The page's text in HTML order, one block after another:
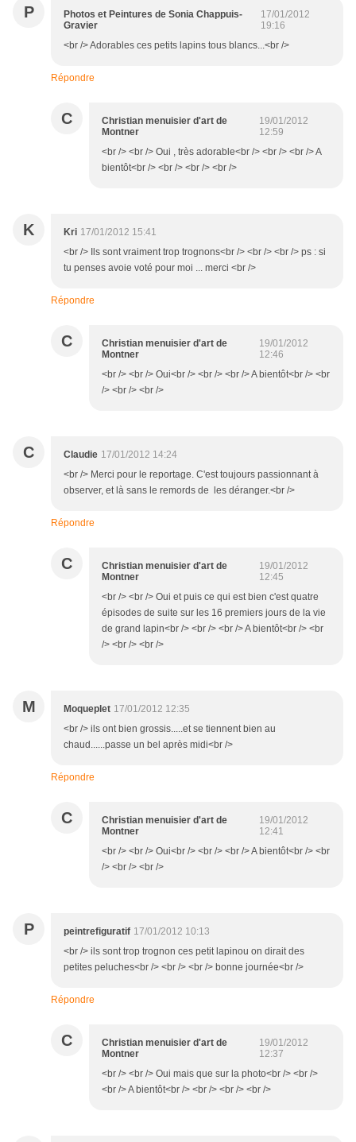
P
Photos et Peintures de Sonia Chappuis-
Gravier
17/01/2012
19:16
<br /> Adorables ces petits lapins tous blancs...<br />
Répondre
C
Christian menuisier d'art de
Montner
19/01/2012
12:59
<br /> <br /> Oui , très adorable<br /> <br /> <br /> A
bientôt<br /> <br /> <br /> <br />
K Kri 17/01/2012 15:41
<br /> Ils sont vraiment trop trognons<br /> <br /> <br /> ps : si
tu penses avoie voté pour moi ... merci <br />
Répondre
C
Christian menuisier d'art de
Montner
19/01/2012
12:46
<br /> <br /> Oui<br /> <br /> <br /> A bientôt<br /> <br
/> <br /> <br />
C Claudie 17/01/2012 14:24
<br /> Merci pour le reportage. C'est toujours passionnant à
observer, et là sans le remords de les déranger.<br />
Répondre
C
Christian menuisier d'art de
Montner
19/01/2012
12:45
<br /> <br /> Oui et puis ce qui est bien c'est quatre
épisodes de suite sur les 16 premiers jours de la vie
de grand lapin<br /> <br /> <br /> A bientôt<br /> <br
/> <br /> <br />
M Moqueplet 17/01/2012 12:35
<br /> ils ont bien grossis.....et se tiennent bien au
chaud......passe un bel après midi<br />
Répondre
C
Christian menuisier d'art de
Montner
19/01/2012
12:41
<br /> <br /> Oui<br /> <br /> <br /> A bientôt<br /> <br
/> <br /> <br />
P peintrefiguratif 17/01/2012 10:13
<br /> ils sont trop trognon ces petit lapinou on dirait des
petites peluches<br /> <br /> <br /> bonne journée<br />
Répondre
C
Christian menuisier d'art de
Montner
19/01/2012
12:37
<br /> <br /> Oui mais que sur la photo<br /> <br />
<br /> A bientôt<br /> <br /> <br /> <br />